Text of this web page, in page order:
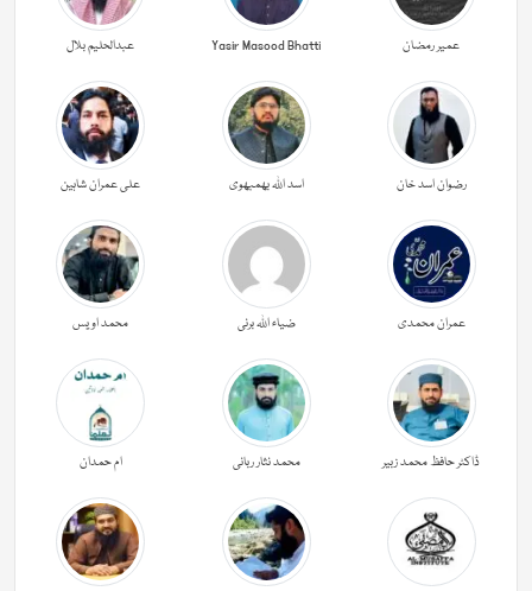
عمیر رمضان Yasir Masood Bhatti عبدالحليم بلال
رضوان اسد خان اسد اللہ بھمبھوی علی عمران شاہین
عمران محمدی ضیاء اللہ برنی محمد اویس
ڈاکٹر حافظ محمد زبیر محمد نثار ربانی ام حمدان